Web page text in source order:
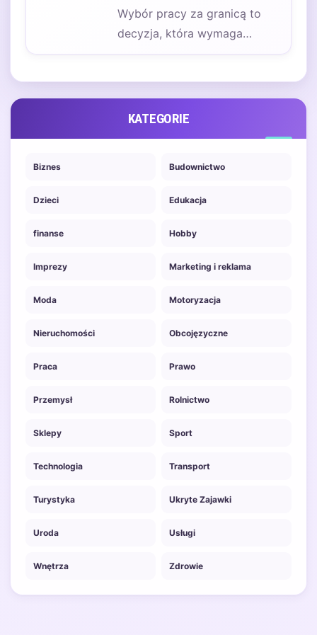
Wybór pracy za granicą to
decyzja, która wymaga
przemyślenia wielu aspektów.
KATEGORIE
Biznes Budownictwo
Dzieci Edukacja
finanse Hobby
Imprezy Marketing i reklama
Moda Motoryzacja
Nieruchomości Obcojęzyczne
Praca Prawo
Przemysł Rolnictwo
Sklepy Sport
Technologia Transport
Turystyka Ukryte Zajawki
Uroda Usługi
Wnętrza Zdrowie